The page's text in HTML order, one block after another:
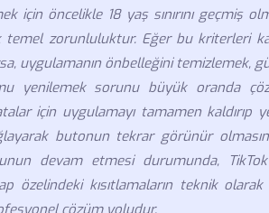
için öncelikle 18 yaş sınırını geçmiş
temel zorunluluktur. Eğer bu kriterleri
uygulamanın önbelleğini temizlemek,
yenilemek sorunu büyük oranda
için uygulamayı tamamen
butonun tekrar görünür
devam etmesi durumunda,
özelindeki kısıtlamaların teknik
çözüm yoludur.